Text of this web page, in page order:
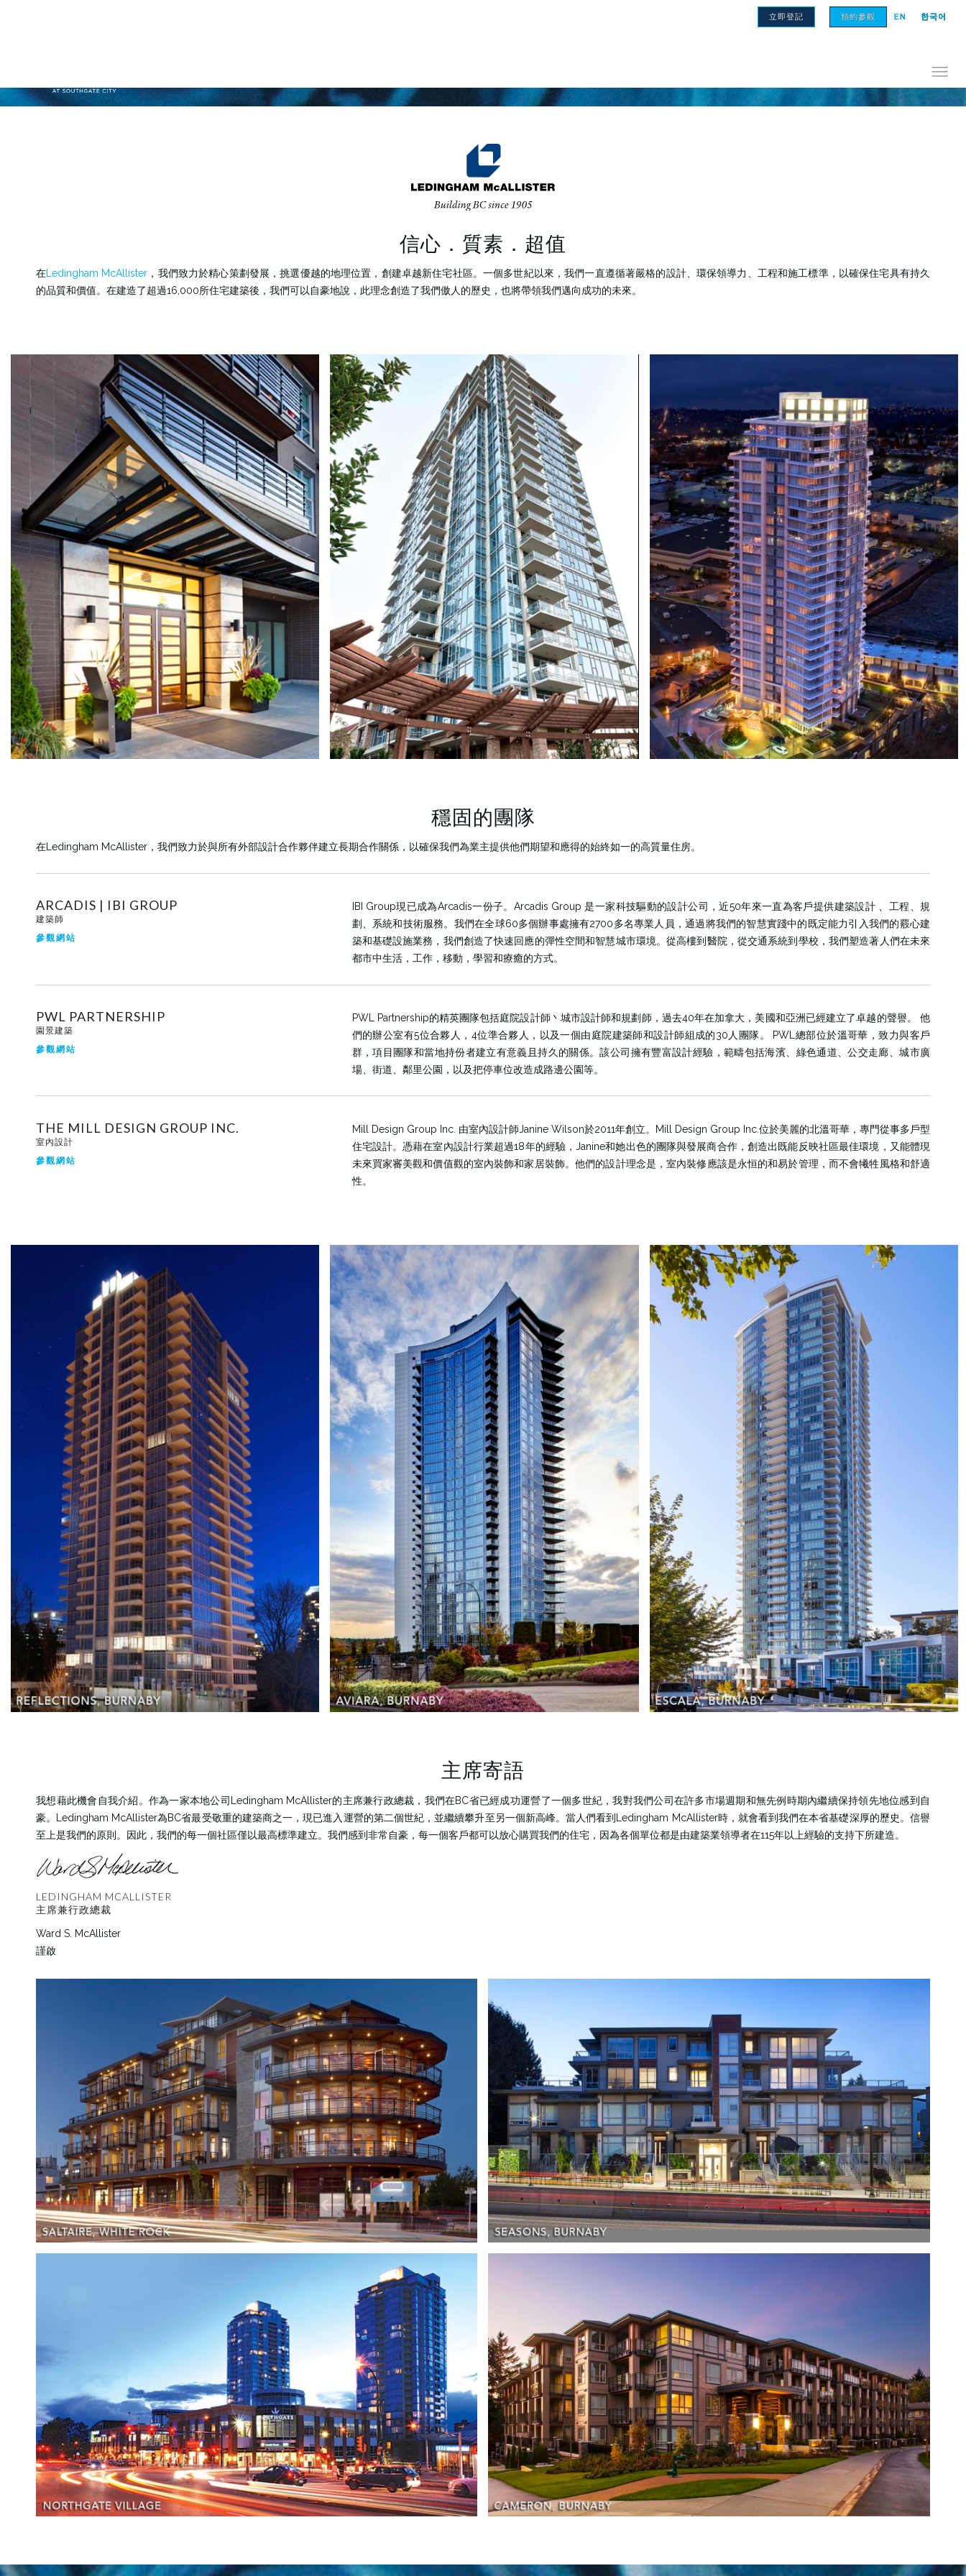
立即登記 預約參觀 EN 한국어
信心．質素．超值
在Ledingham McAllister ，我們致力於精心策劃發展，挑選優越的地理位置，創建卓越新住宅社區。一個多世紀以來，我們一直遵循著嚴格的設計、環保領導力、工程和施工標準，以確保住宅具有持久
的品質和價值。在建造了超過16,000所住宅建築後，我們可以自豪地說，此理念創造了我們傲人的歷史，也將帶領我們邁向成功的未來。
穩固的團隊
在Ledingham McAllister，我們致力於與所有外部設計合作夥伴建立長期合作關係，以確保我們為業主提供他們期望和應得的始終如一的高質量住房。
ARCADIS | IBI GROUP
建築師
參觀網站
IBI Group現已成為Arcadis一份子。Arcadis Group 是一家科技驅動的設計公司，近50年來一直為客戶提供建築設計 、工程、規
劃、系統和技術服務。我們在全球60多個辦事處擁有2700多名專業人員，通過將我們的智慧實踐中的既定能力引入我們的覈心建
築和基礎設施業務，我們創造了快速回應的彈性空間和智慧城市環境。從高樓到醫院，從交通系統到學校，我們塑造著人們在未來
都市中生活，工作，移動，學習和療癒的方式。
PWL PARTNERSHIP
園景建築
參觀網站
PWL Partnership的精英團隊包括庭院設計師丶城市設計師和規劃師，過去40年在加拿大，美國和亞洲已經建立了卓越的聲譽。 他
們的辦公室有5位合夥人，4位準合夥人，以及一個由庭院建築師和設計師組成的30人團隊。 PWL總部位於溫哥華，致力與客戶
群，項目團隊和當地持份者建立有意義且持久的關係。該公司擁有豐富設計經驗，範疇包括海濱、綠色通道、公交走廊、城市廣
場、街道、鄰里公園，以及把停車位改造成路邊公園等。
THE MILL DESIGN GROUP INC.
室內設計
參觀網站
Mill Design Group Inc. 由室內設計師Janine Wilson於2011年創立。Mill Design Group Inc.位於美麗的北溫哥華，專門從事多戶型
住宅設計。憑藉在室內設計行業超過18年的經驗，Janine和她出色的團隊與發展商合作，創造出既能反映社區最佳環境，又能體現
未來買家審美觀和價值觀的室內裝飾和家居裝飾。他們的設計理念是，室內裝修應該是永恒的和易於管理，而不會犧牲風格和舒適
性。
主席寄語
我想藉此機會自我介紹。作為一家本地公司Ledingham McAllister的主席兼行政總裁，我們在BC省已經成功運營了一個多世紀，我對我們公司在許多市場週期和無先例時期內繼續保持領先地位感到自
豪。Ledingham McAllister為BC省最受敬重的建築商之一，現已進入運營的第二個世紀，並繼續攀升至另一個新高峰。當人們看到Ledingham McAllister時，就會看到我們在本省基礎深厚的歷史。信譽
至上是我們的原則。因此，我們的每一個社區僅以最高標準建立。我們感到非常自豪，每一個客戶都可以放心購買我們的住宅，因為各個單位都是由建築業領導者在115年以上經驗的支持下所建造。
LEDINGHAM MCALLISTER
主席兼行政總裁
Ward S. McAllister
謹啟